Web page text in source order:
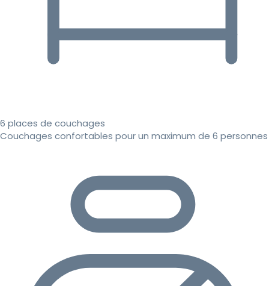
6 places de couchages
Couchages confortables pour un maximum de 6 personnes